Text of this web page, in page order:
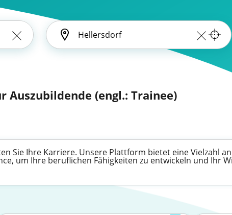
Auszubildende (engl.: Trainee)
Sie Ihre Karriere. Unsere Plattform bietet eine Vielzahl
um Ihre beruflichen Fähigkeiten zu entwickeln und Ihr